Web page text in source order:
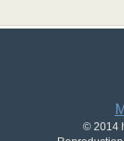
© 2014